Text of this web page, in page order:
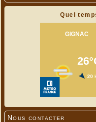
Quel
Nous contacter